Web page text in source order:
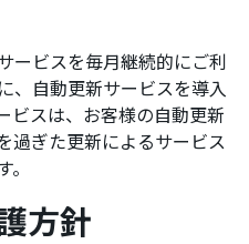
ービスを毎月継続的にご利
、自動更新サービスを導入
ビスは、お客様の自動更新
過ぎた更新によるサービス
方針